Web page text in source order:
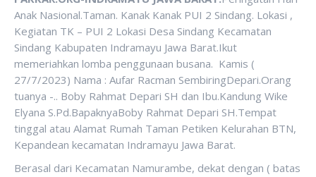
Anak Nasional.Taman. Kanak Kanak PUI 2 Sindang. Lokasi ,
Kegiatan TK – PUI 2 Lokasi Desa Sindang Kecamatan
Sindang Kabupaten Indramayu Jawa Barat.Ikut
memeriahkan lomba penggunaan busana. Kamis (
27/7/2023) Nama : Aufar Racman SembiringDepari.Orang
tuanya -.. Boby Rahmat Depari SH dan Ibu.Kandung Wike
Elyana S.Pd.BapaknyaBoby Rahmat Depari SH.Tempat
tinggal atau Alamat Rumah Taman Petiken Kelurahan BTN,
Kepandean kecamatan Indramayu Jawa Barat.
Berasal dari Kecamatan Namurambe, dekat dengan ( batas